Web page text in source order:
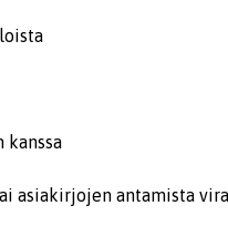
asiakirjojen antamista